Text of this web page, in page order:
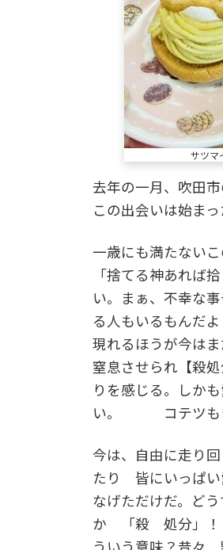
サツマ
去年の一月、吹田
この出会いは始まっ
一歳にも満たない
「捨てる神あれば
い。まぁ、不幸な
る人もいるもんだ
現れるほうが今は
窒息させられ【殺
りを感じる。しか
い。 コテツもき
今は、自由に走り
たり 皆にいっぱい
なげただけだ。ど
か 「殺 処分」！